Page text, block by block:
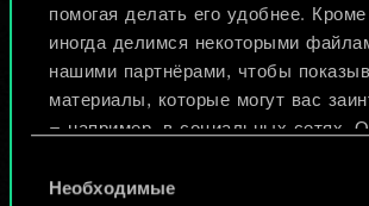
помогая делать его удобнее.
иногда делимся некоторыми
нашими партнёрами, чтобы
материалы, которые могут вас
— например, в социальных сетях.
разрешения.
согласия
Необходимые
Изменить колоду
ИЛИ